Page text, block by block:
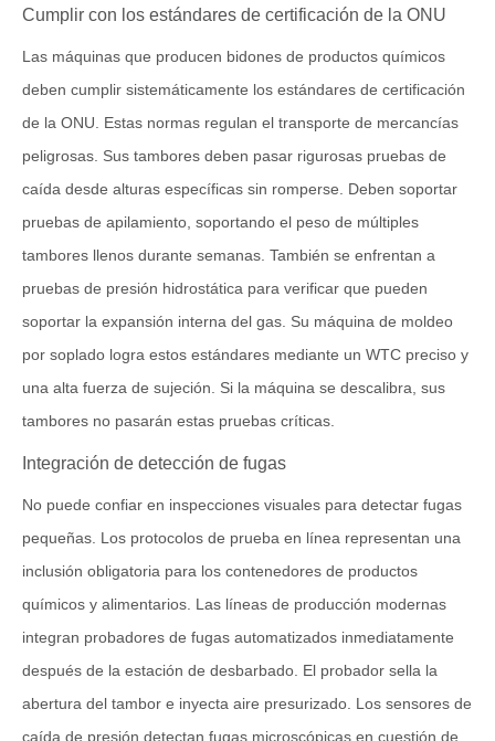
Cumplir con los estándares de certificación de la ONU
Las máquinas que producen bidones de productos químicos
deben cumplir sistemáticamente los estándares de certificación
de la ONU. Estas normas regulan el transporte de mercancías
peligrosas. Sus tambores deben pasar rigurosas pruebas de
caída desde alturas específicas sin romperse. Deben soportar
pruebas de apilamiento, soportando el peso de múltiples
tambores llenos durante semanas. También se enfrentan a
pruebas de presión hidrostática para verificar que pueden
soportar la expansión interna del gas. Su máquina de moldeo
por soplado logra estos estándares mediante un WTC preciso y
una alta fuerza de sujeción. Si la máquina se descalibra, sus
tambores no pasarán estas pruebas críticas.
Integración de detección de fugas
No puede confiar en inspecciones visuales para detectar fugas
pequeñas. Los protocolos de prueba en línea representan una
inclusión obligatoria para los contenedores de productos
químicos y alimentarios. Las líneas de producción modernas
integran probadores de fugas automatizados inmediatamente
después de la estación de desbarbado. El probador sella la
abertura del tambor e inyecta aire presurizado. Los sensores de
caída de presión detectan fugas microscópicas en cuestión de